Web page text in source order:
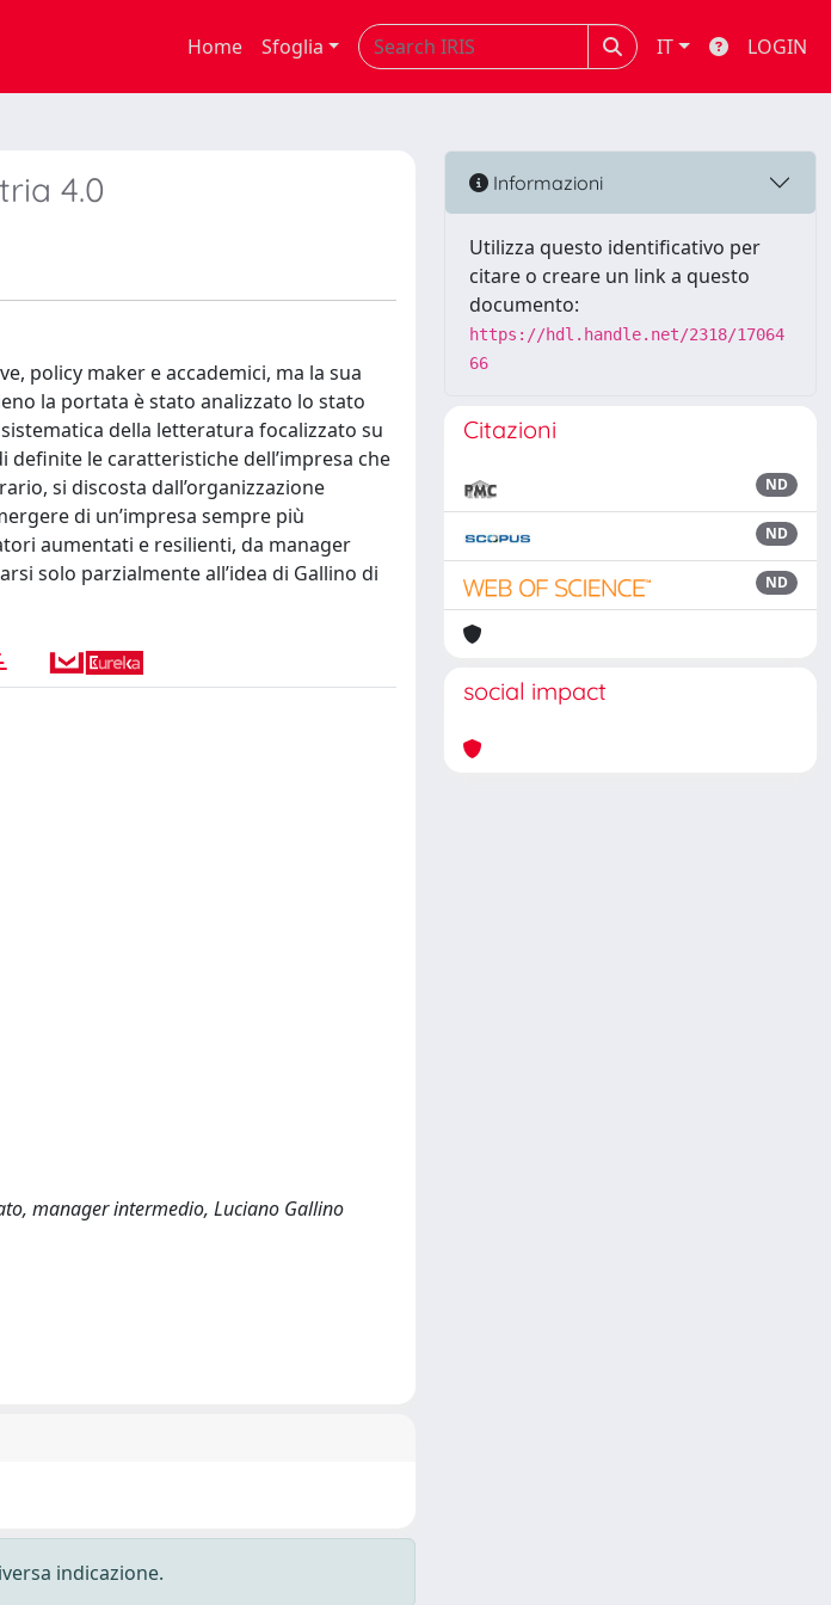
Home Sfoglia IT LOGIN
4.0
policy maker e accademici, ma la sua
la portata è stato analizzato lo stato
della letteratura focalizzato su
definite le caratteristiche dell’impresa che
si discosta dall’organizzazione
di un’impresa sempre più
aumentati e resilienti, da manager
solo parzialmente all’idea di Gallino di
manager intermedio, Luciano Gallino
indicazione.
Informazioni
Utilizza questo identificativo per
citare o creare un link a questo
documento:
https://hdl.handle.net/2318/17064
66
Citazioni
ND
ND
ND
social impact